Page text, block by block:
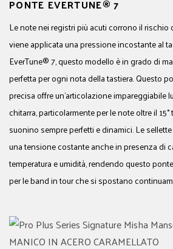
PONTE EVERTUNE® 7
Le note nei registri più acuti corrono il rischio
viene applicata una pressione incostante al
EverTune® 7, questo modello è in grado di
perfetta per ogni nota della tastiera. Questo
precisa offre un'articolazione impareggiabile
chitarra, particolarmente per le note oltre il
suonino sempre perfetti e dinamici. Le
una tensione costante anche in presenza di
temperatura e umidità, rendendo questo
per le band in tour che si spostano